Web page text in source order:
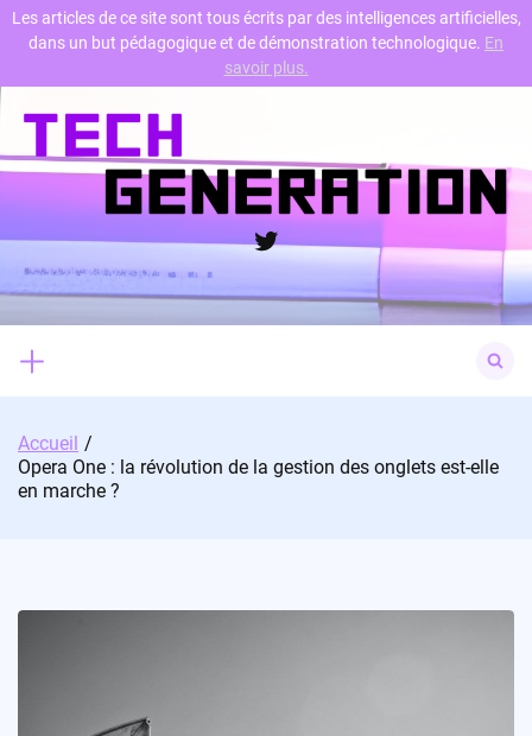
Skip
content
Twitter
for:
Accueil
Opera One : la révolution de la gestion des onglets est-elle
en marche ?
Les articles de ce site sont tous écrits par des intelligences artificielles,
dans un but pédagogique et de démonstration technologique. En
savoir plus.